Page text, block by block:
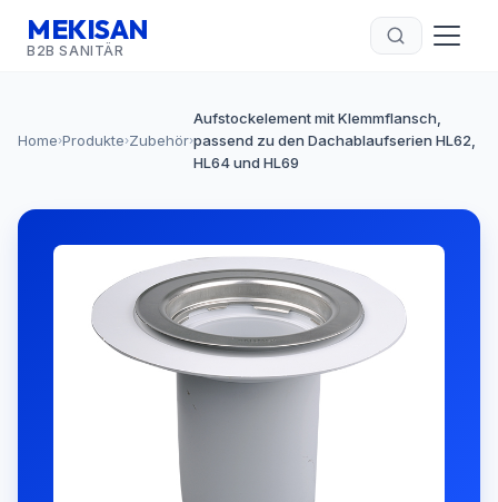
MEKISAN
B2B SANITÄR
Home›Produkte›Zubehör›
Aufstockelement mit Klemmflansch,
passend zu den Dachablaufserien HL62,
HL64 und HL69